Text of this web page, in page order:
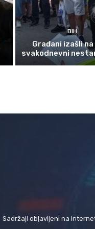
BIH
Građani izašli
svakodnevni
Sadržaji objavljeni na